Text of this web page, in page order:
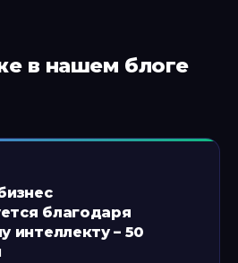
возвращается 2–4 раза в
в нашем блоге
благодаря
интеллекту – 50